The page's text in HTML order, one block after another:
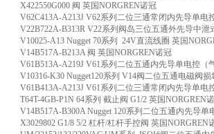
X422550G000 阀 英国NORGREN诺冠
V62C413A-A213J V62系列二位三通常闭内先导单
V22B722A-B313R V22系列阀岛三位五通外先导中
V10025-A13 Nugget 70系列 24V直流线圈 英国
V14B517A-B213A 阀 英国NORGREN诺冠
V61B513A-A219J V61系列二位五通内先导单电控（
V10316-K30 Nugget120系列 V14阀二位五通电磁阀
V61B413A-A213J V61系列二位三通常闭内先导单
T64T-4GB-P1N 64系列 截止阀 G1/2 英国NORGREN
V14B517A-B300A Nugget 120系列二位五通内先导
X3029802 G1/8 5/2 杠杆/杠杆手控阀 英国NORGREN